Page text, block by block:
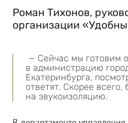
Роман Тихонов,
организации
— Сейчас мы готовим
в администрацию
Екатеринбурга,
ответят. Скорее всего,
на звукоизоляцию.